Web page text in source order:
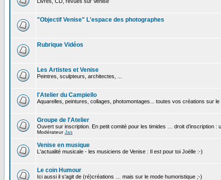
"Objectif Venise" L'espace des photographes
Rubrique Vidéos
Les Artistes et Venise
Peintres, sculpteurs, architectes, ...
l'Atelier du Campiello
Aquarelles, peintures, collages, photomontages... toutes vos créations sur le
Groupe de l'Atelier
Ouvert sur inscription. En petit comité pour les timides … droit d’inscription :
ModérateurJas
Venise en musique
L'actualité musicale - les musiciens de Venise : Il est pour toi Joëlle :-)
Le coin Humour
Ici aussi il s'agit de (ré)créations … mais sur le mode humoristique ;-)